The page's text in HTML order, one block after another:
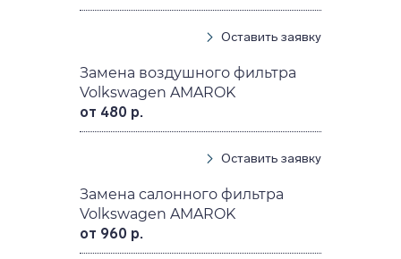
Оставить заявку
Замена воздушного фильтра
Volkswagen AMAROK
от 480 р.
Оставить заявку
Замена салонного фильтра
Volkswagen AMAROK
от 960 р.